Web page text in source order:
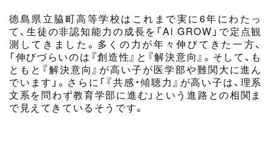
徳島県立脇町高等学校はこれまで実に6年にわたっ
て、生徒の非認知能力の成長を「Ai GROW」で定点観
測してきました。多くの力が年々伸びてきた一方、
「伸びづらいのは『創造性』と『解決意向』。そして、も
ともと『解決意向』が高い子が医学部や難関大に進ん
でいます」。さらに「『共感・傾聴力』が高い子は、理系
文系を問わず教育学部に進む」という進路との相関ま
で見えてきているそうです。